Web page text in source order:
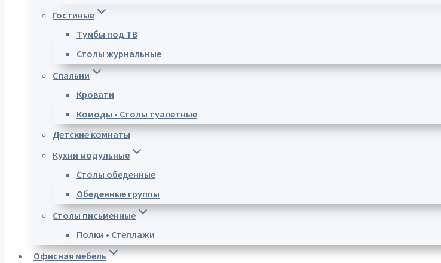
Гостиные
Тумбы под ТВ
Столы журнальные
Спальни
Кровати
Комоды • Столы туалетные
Детские комнаты
Кухни модульные
Столы обеденные
Обеденные группы
Столы письменные
Полки • Стеллажи
Офисная мебель